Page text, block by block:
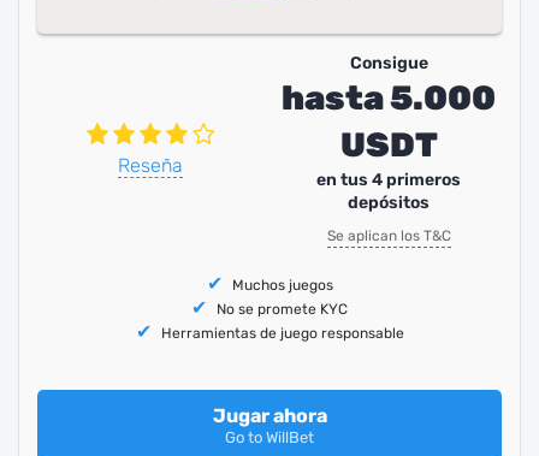
Reseña
Consigue
hasta 5.000
USDT
en tus 4 primeros
depósitos
Se aplican los T&C
Muchos juegos
No se promete KYC
Herramientas de juego responsable
Jugar ahora
Go to WillBet